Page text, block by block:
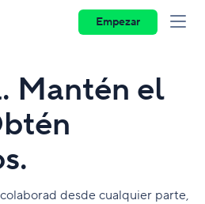
Empezar
Mantén el
desde cualquier parte,